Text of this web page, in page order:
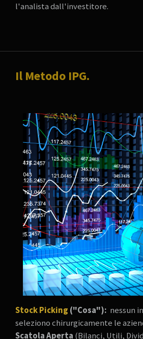
l'analista dall'investitore.
Il Metodo IPG.
Stock Picking ("Cosa"): nessun
seleziono chirurgicamente le
Scatola Aperta (Bilanci, Utili,